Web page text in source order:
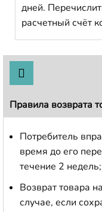
дней.
расчетный счёт
Правила возврата
Потребитель
время до его
течение 2 недель;
Возврат товара
случае, если